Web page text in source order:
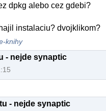
dpkg alebo cez gdebi?
instalaciu? dvojklikom?
knihy
- nejde synaptic
- nejde synaptic